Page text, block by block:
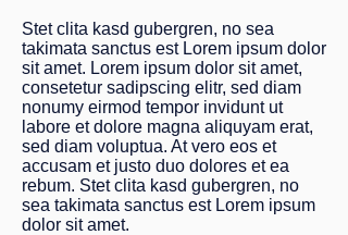
Stet clita kasd gubergren, no sea
takimata sanctus est Lorem ipsum dolor
sit amet. Lorem ipsum dolor sit amet,
consetetur sadipscing elitr, sed diam
nonumy eirmod tempor invidunt ut
labore et dolore magna aliquyam erat,
sed diam voluptua. At vero eos et
accusam et justo duo dolores et ea
rebum. Stet clita kasd gubergren, no
sea takimata sanctus est Lorem ipsum
dolor sit amet.